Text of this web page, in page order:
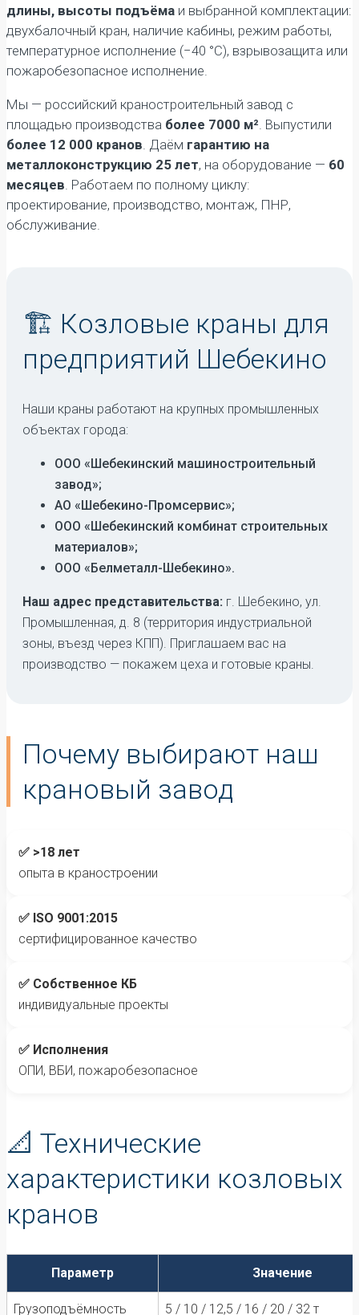
длины, высоты подъёма и выбранной комплектации:
двухбалочный кран, наличие кабины, режим работы,
температурное исполнение (−40 °C), взрывозащита или
пожаробезопасное исполнение.
Мы — российский краностроительный завод с
площадью производства более 7000 м² . Выпустили
более 12 000 кранов . Даём гарантию на
металлоконструкцию 25 лет, на оборудование — 60
месяцев . Работаем по полному циклу:
проектирование, производство, монтаж, ПНР,
обслуживание.
🏗️ Козловые краны для
предприятий Шебекино
Наши краны работают на крупных промышленных
объектах города:
ООО «Шебекинский машиностроительный
завод»;
АО «Шебекино-Промсервис»;
ООО «Шебекинский комбинат строительных
материалов»;
ООО «Белметалл-Шебекино».
Наш адрес представительства: г. Шебекино, ул.
Промышленная, д. 8 (территория индустриальной
зоны, въезд через КПП). Приглашаем вас на
производство — покажем цеха и готовые краны.
Почему выбирают наш
крановый завод
✅ >18 лет
опыта в краностроении
✅ ISO 9001:2015
сертифицированное качество
✅ Собственное КБ
индивидуальные проекты
✅ Исполнения
ОПИ, ВБИ, пожаробезопасное
📐 Технические
характеристики козловых
кранов
Параметр Значение
Грузоподъёмность 5 / 10 / 12,5 / 16 / 20 / 32 т